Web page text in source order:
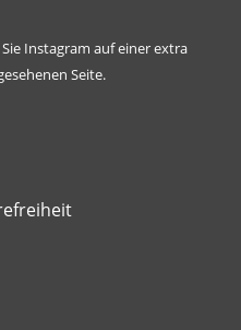
Instagram auf einer extra
Seite.